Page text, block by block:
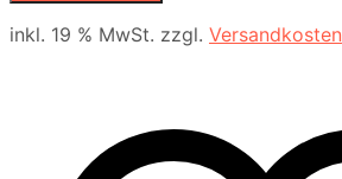
inkl. 19 % MwSt. zzgl. Versandkosten